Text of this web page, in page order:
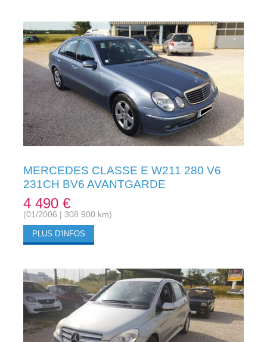
MERCEDES CLASSE E W211 280 V6
231CH BV6 AVANTGARDE
4 490 €
(01/2006 | 308 900 km)
PLUS D'INFOS